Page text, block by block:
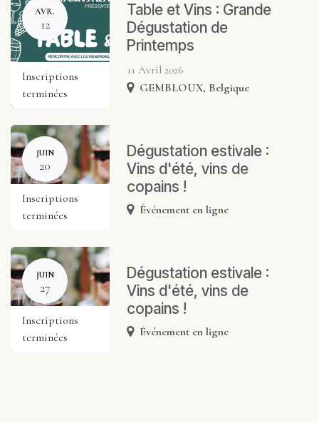
AVR.
12
Inscriptions
terminées
Table et Vins : Grande
Dégustation de
Printemps
11 Avril 2026
GEMBLOUX, Belgique
JUIN
20
Inscriptions
terminées
Dégustation estivale :
Vins d'été, vins de
copains !
Événement en ligne
JUIN
27
Inscriptions
terminées
Dégustation estivale :
Vins d'été, vins de
copains !
Événement en ligne